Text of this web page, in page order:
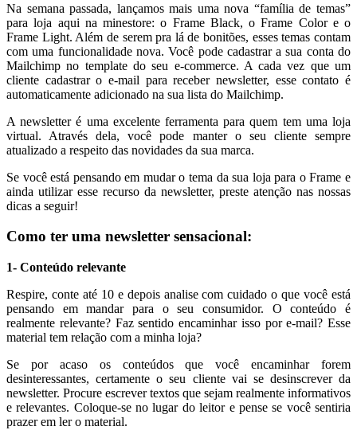
Na semana passada, lançamos mais uma nova “família de temas”
para loja aqui na minestore: o Frame Black, o Frame Color e o
Frame Light. Além de serem pra lá de bonitões, esses temas contam
com uma funcionalidade nova. Você pode cadastrar a sua conta do
Mailchimp no template do seu e-commerce. A cada vez que um
cliente cadastrar o e-mail para receber newsletter, esse contato é
automaticamente adicionado na sua lista do Mailchimp.
A newsletter é uma excelente ferramenta para quem tem uma loja
virtual. Através dela, você pode manter o seu cliente sempre
atualizado a respeito das novidades da sua marca.
Se você está pensando em mudar o tema da sua loja para o Frame e
ainda utilizar esse recurso da newsletter, preste atenção nas nossas
dicas a seguir!
Como ter uma newsletter sensacional:
1- Conteúdo relevante
Respire, conte até 10 e depois analise com cuidado o que você está
pensando em mandar para o seu consumidor. O conteúdo é
realmente relevante? Faz sentido encaminhar isso por e-mail? Esse
material tem relação com a minha loja?
Se por acaso os conteúdos que você encaminhar forem
desinteressantes, certamente o seu cliente vai se desinscrever da
newsletter. Procure escrever textos que sejam realmente informativos
e relevantes. Coloque-se no lugar do leitor e pense se você sentiria
prazer em ler o material.